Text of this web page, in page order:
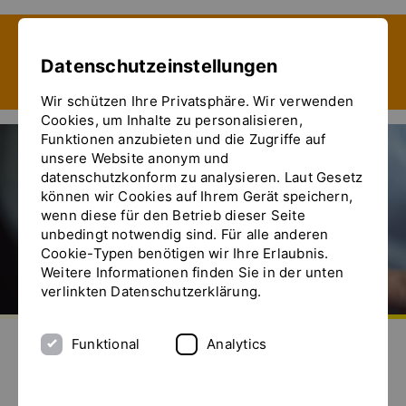
News
Datenschutzeinstellungen
Wir schützen Ihre Privatsphäre. Wir verwenden
Cookies, um Inhalte zu personalisieren,
Funktionen anzubieten und die Zugriffe auf
unsere Website anonym und
datenschutzkonform zu analysieren. Laut Gesetz
können wir Cookies auf Ihrem Gerät speichern,
wenn diese für den Betrieb dieser Seite
unbedingt notwendig sind. Für alle anderen
Cookie-Typen benötigen wir Ihre Erlaubnis.
Weitere Informationen finden Sie in der unten
verlinkten Datenschutzerklärung.
Funktional Analytics